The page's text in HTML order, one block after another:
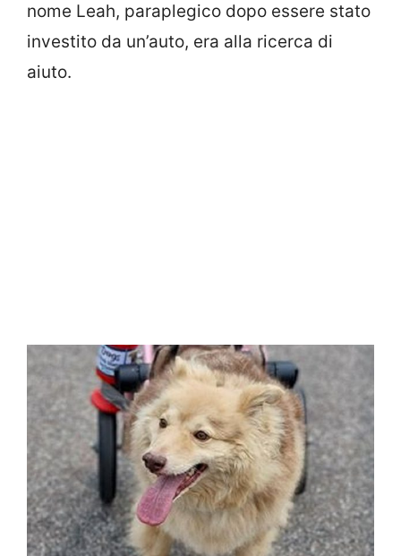
nome Leah, paraplegico dopo essere stato
investito da un’auto, era alla ricerca di
aiuto.